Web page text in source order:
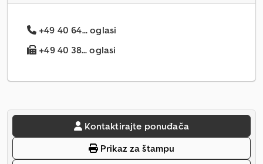
+49 40 64... oglasi
+49 40 38... oglasi
Kontaktirajte ponuđača
Prikaz za štampu